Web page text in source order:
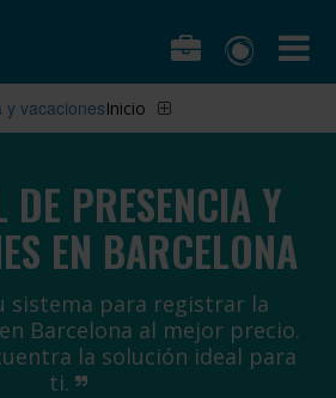
y vacacionesInicio
DE PRESENCIA Y
EN BARCELONA
para registrar la
Barcelona al mejor precio.
la solución ideal para
ti.